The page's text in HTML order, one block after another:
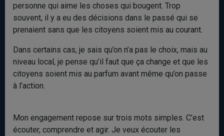
personne qui aime les choses qui bougent. Trop
souvent, il y a eu des décisions dans le passé qui se
prenaient sans que les citoyens soient mis au courant.
Dans certains cas, je sais qu’on n’a pas le choix, mais au
niveau local, je pense qu’il faut que ça change et que les
citoyens soient mis au parfum avant même qu’on passe
à l’action.
Mon engagement repose sur trois mots simples. C’est
écouter, comprendre et agir. Je veux écouter les